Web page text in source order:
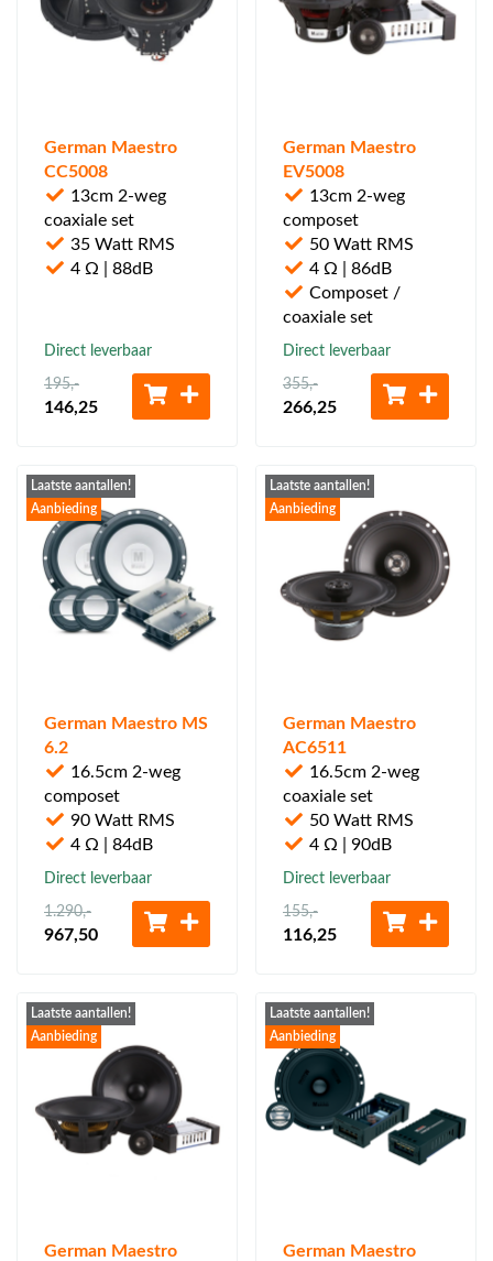
German Maestro
CC5008
13cm 2-weg
coaxiale set
35 Watt RMS
4 Ω | 88dB
Direct leverbaar
195,-
146,25
German Maestro
EV5008
13cm 2-weg
composet
50 Watt RMS
4 Ω | 86dB
Composet /
coaxiale set
Direct leverbaar
355,-
266,25
Laatste aantallen!
Aanbieding
German Maestro MS
6.2
16.5cm 2-weg
composet
90 Watt RMS
4 Ω | 84dB
Direct leverbaar
1.290,-
967,50
Laatste aantallen!
Aanbieding
German Maestro
AC6511
16.5cm 2-weg
coaxiale set
50 Watt RMS
4 Ω | 90dB
Direct leverbaar
155,-
116,25
Laatste aantallen!
Aanbieding
German Maestro
Laatste aantallen!
Aanbieding
German Maestro